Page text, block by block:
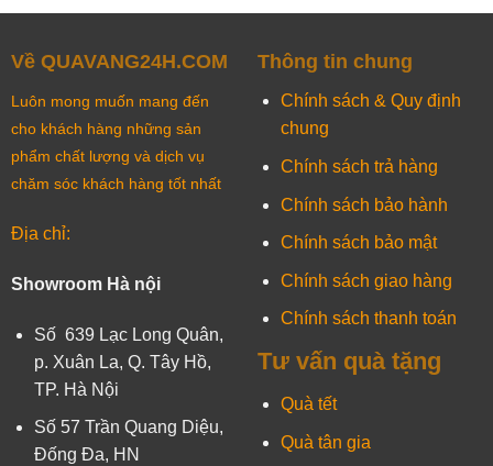
Về QUAVANG24H.COM
Luôn mong muốn mang đến
cho khách hàng những sản
phẩm chất lượng và dịch vụ
chăm sóc khách hàng tốt nhất
Địa chỉ:
Showroom Hà nội
Số 639 Lạc Long Quân,
p. Xuân La, Q. Tây Hồ,
TP. Hà Nội
Số 57 Trần Quang Diệu,
Đống Đa, HN
Thông tin chung
Chính sách & Quy định
chung
Chính sách trả hàng
Chính sách bảo hành
Chính sách bảo mật
Chính sách giao hàng
Chính sách thanh toán
Tư vấn quà tặng
Quà tết
Quà tân gia